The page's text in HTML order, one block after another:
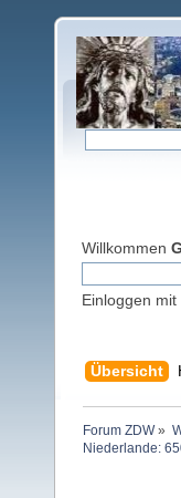
Willkommen
Einloggen
Übersicht
Forum ZDW»
Niederlande: